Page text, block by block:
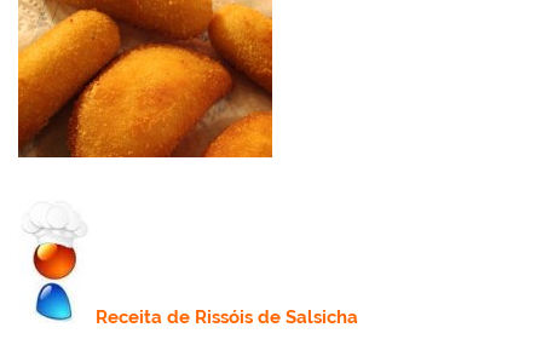
Receitade Rissóis de Salsicha